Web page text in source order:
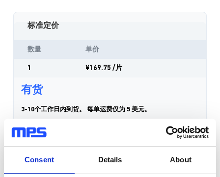
Consent Details About
标准定价
数量 单价
1 ¥169.75 /片
有货
3-10个工作日内到货。 每单运费仅为 5 美元。
数量